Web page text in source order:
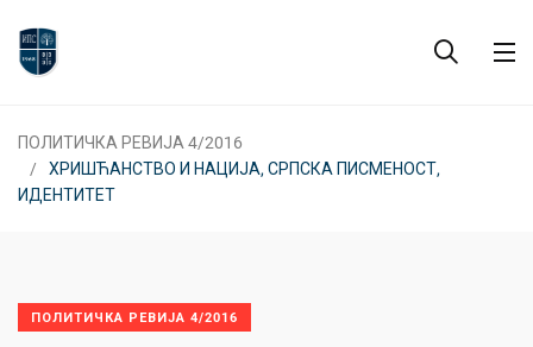
ПОЛИТИЧКА РЕВИЈА 4/2016
ХРИШЋАНСТВО И НАЦИЈА, СРПСКА ПИСМЕНОСТ,
ИДЕНТИТЕТ
ПОЛИТИЧКА РЕВИЈА 4/2016